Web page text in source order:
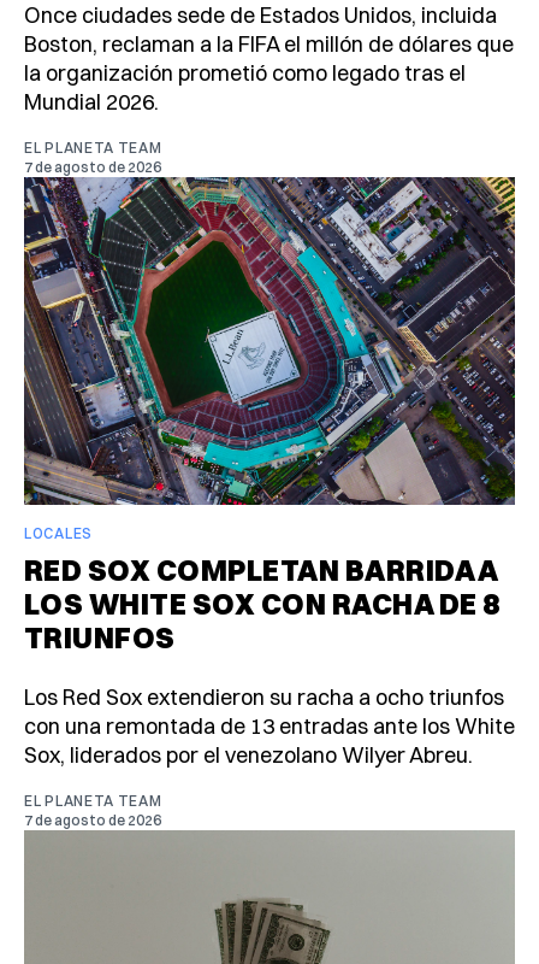
Once ciudades sede de Estados Unidos, incluida
Boston, reclaman a la FIFA el millón de dólares que
la organización prometió como legado tras el
Mundial 2026.
EL PLANETA TEAM
7 de agosto de 2026
LOCALES
RED SOX COMPLETAN BARRIDA A
LOS WHITE SOX CON RACHA DE 8
TRIUNFOS
Los Red Sox extendieron su racha a ocho triunfos
con una remontada de 13 entradas ante los White
Sox, liderados por el venezolano Wilyer Abreu.
EL PLANETA TEAM
7 de agosto de 2026